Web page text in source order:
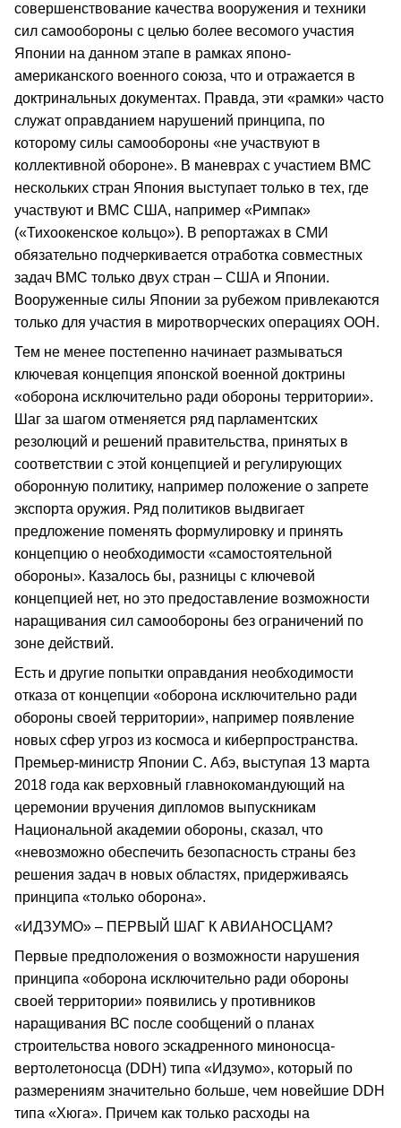
совершенствование качества вооружения и техники
сил самообороны с целью более весомого участия
Японии на данном этапе в рамках японо-
американского военного союза, что и отражается в
доктринальных документах. Правда, эти «рамки» часто
служат оправданием нарушений принципа, по
которому силы самообороны «не участвуют в
коллективной обороне». В маневрах с участием ВМС
нескольких стран Япония выступает только в тех, где
участвуют и ВМС США, например «Римпак»
(«Тихоокенское кольцо»). В репортажах в СМИ
обязательно подчеркивается отработка совместных
задач ВМС только двух стран – США и Японии.
Вооруженные силы Японии за рубежом привлекаются
только для участия в миротворческих операциях ООН.
Тем не менее постепенно начинает размываться
ключевая концепция японской военной доктрины
«оборона исключительно ради обороны территории».
Шаг за шагом отменяется ряд парламентских
резолюций и решений правительства, принятых в
соответствии с этой концепцией и регулирующих
оборонную политику, например положение о запрете
экспорта оружия. Ряд политиков выдвигает
предложение поменять формулировку и принять
концепцию о необходимости «самостоятельной
обороны». Казалось бы, разницы с ключевой
концепцией нет, но это предоставление возможности
наращивания сил самообороны без ограничений по
зоне действий.
Есть и другие попытки оправдания необходимости
отказа от концепции «оборона исключительно ради
обороны своей территории», например появление
новых сфер угроз из космоса и киберпространства.
Премьер-министр Японии С. Абэ, выступая 13 марта
2018 года как верховный главнокомандующий на
церемонии вручения дипломов выпускникам
Национальной академии обороны, сказал, что
«невозможно обеспечить безопасность страны без
решения задач в новых областях, придерживаясь
принципа «только оборона».
«ИДЗУМО» – ПЕРВЫЙ ШАГ К АВИАНОСЦАМ?
Первые предположения о возможности нарушения
принципа «оборона исключительно ради обороны
своей территории» появились у противников
наращивания ВС после сообщений о планах
строительства нового эскадренного миноносца-
вертолетоносца (DDH) типа «Идзумо», который по
размерениям значительно больше, чем новейшие DDH
типа «Хюга». Причем как только расходы на